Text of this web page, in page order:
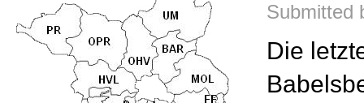
Submitted
Die